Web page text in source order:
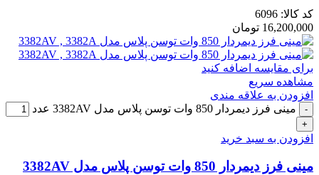
کد کالا: 6096
16,200,000 تومان
برای مقایسه اضافه کنید
مشاهده سریع
افزودن به علاقه مندی
مینی فرز دیمردار 850 وات توسن پلاس مدل 3382AV عدد
افزودن به سبد خرید
مینی فرز دیمردار 850 وات توسن پلاس مدل 3382AV